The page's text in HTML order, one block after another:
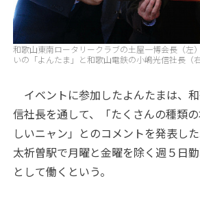
和歌山東南ロータリークラブの土屋一博会長（左
いの「よんたま」と和歌山電鉄の小嶋光信社長（右
イベントに参加したよんたまは、
信社長を通して、「たくさんの種類
しいニャン」とのコメントを発表し
太祈曽駅で月曜と金曜を除く週５日
として働くという。